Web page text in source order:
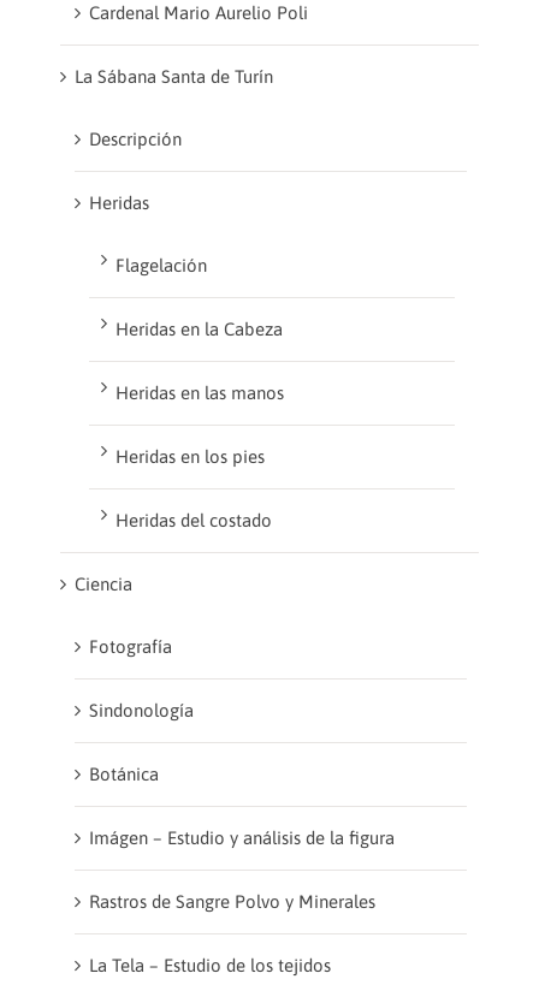
Cardenal Mario Aurelio Poli
La Sábana Santa de Turín
Descripción
Heridas
Flagelación
Heridas en la Cabeza
Heridas en las manos
Heridas en los pies
Heridas del costado
Ciencia
Fotografía
Sindonología
Botánica
Imágen – Estudio y análisis de la figura
Rastros de Sangre Polvo y Minerales
La Tela – Estudio de los tejidos